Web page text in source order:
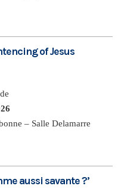
of Jesus
– Salle Delamarre
aussi savante ?’